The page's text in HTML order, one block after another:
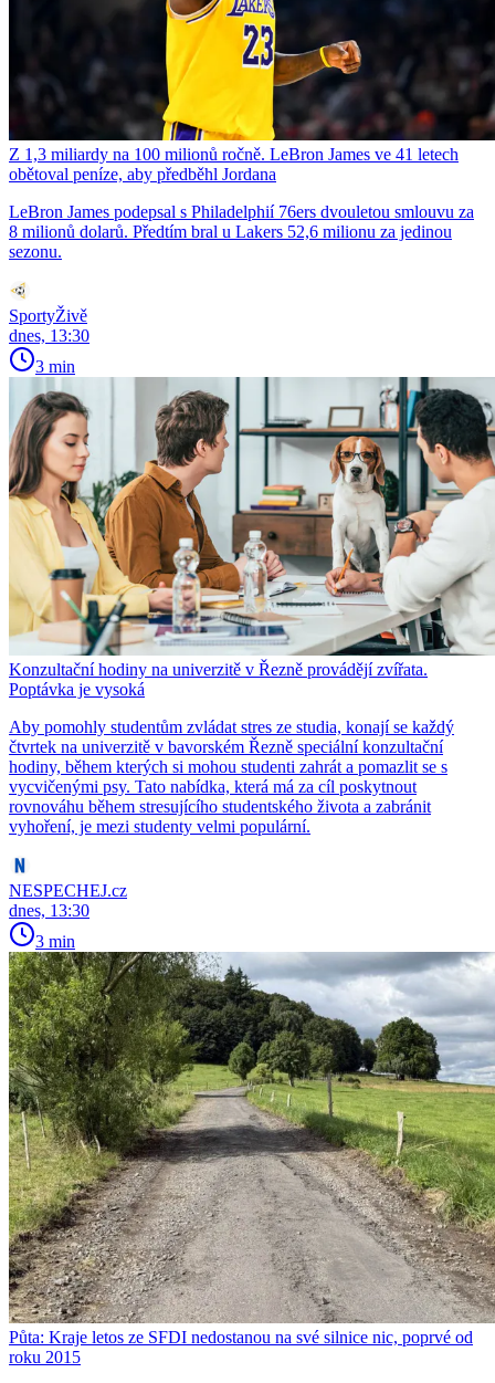
Z 1,3 miliardy na 100 milionů ročně. LeBron James ve 41 letech
obětoval peníze, aby předběhl Jordana
LeBron James podepsal s Philadelphií 76ers dvouletou smlouvu za
8 milionů dolarů. Předtím bral u Lakers 52,6 milionu za jedinou
sezonu.
SportyŽivě
dnes, 13:30
3 min
Konzultační hodiny na univerzitě v Řezně provádějí zvířata.
Poptávka je vysoká
Aby pomohly studentům zvládat stres ze studia, konají se každý
čtvrtek na univerzitě v bavorském Řezně speciální konzultační
hodiny, během kterých si mohou studenti zahrát a pomazlit se s
vycvičenými psy. Tato nabídka, která má za cíl poskytnout
rovnováhu během stresujícího studentského života a zabránit
vyhoření, je mezi studenty velmi populární.
NESPECHEJ.cz
dnes, 13:30
3 min
Půta: Kraje letos ze SFDI nedostanou na své silnice nic, poprvé od
roku 2015